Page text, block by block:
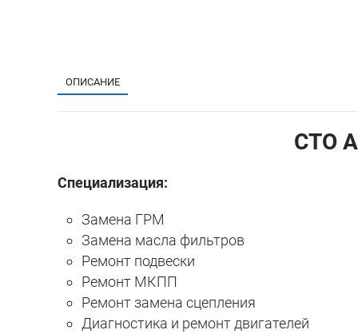
ОПИСАНИЕ
СТО
Специализация:
Замена ГРМ
Замена масла фильтров
Ремонт подвески
Ремонт МКПП
Ремонт замена сцепления
Диагностика и ремонт двигателей